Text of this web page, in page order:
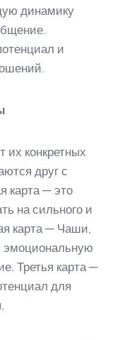
динамику
и
их конкретных
друг с
карта — это
на сильного и
карта — Чаши,
эмоциональную
Третья карта —
для